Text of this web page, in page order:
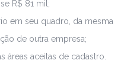
R$ 81 mil;
em seu quadro, da mesma
de outra empresa;
áreas aceitas de cadastro